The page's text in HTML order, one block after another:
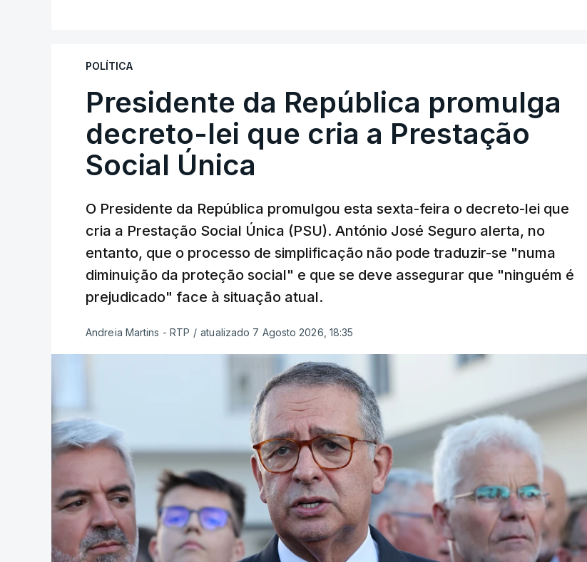
POLÍTICA
Presidente da República promulga
decreto-lei que cria a Prestação
Social Única
O Presidente da República promulgou esta sexta-feira o decreto-lei que
cria a Prestação Social Única (PSU). António José Seguro alerta, no
entanto, que o processo de simplificação não pode traduzir-se "numa
diminuição da proteção social" e que se deve assegurar que "ninguém é
prejudicado" face à situação atual.
Andreia Martins - RTP / atualizado 7 Agosto 2026, 18:35